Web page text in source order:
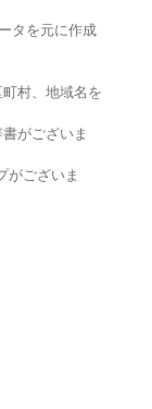
タを元に作成
村、地域名を
がございま
がございま